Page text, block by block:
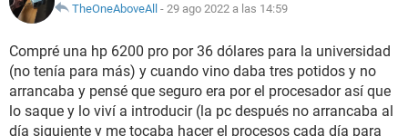
TheOneAboveAll - 29 ago 2022 a las 14:59
Compré una hp 6200 pro por 36 dólares para la universidad
(no tenía para más) y cuando vino daba tres potidos y no
arrancaba y pensé que seguro era por el procesador así que
lo saque y lo viví a introducir (la pc después no arrancaba al
día siguiente y me tocaba hacer el procesos cada día para